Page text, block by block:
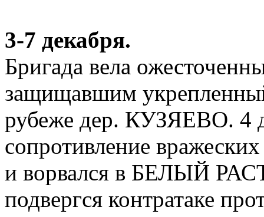
3-7 декабря.
Бригада вела
защищавшим
рубеже дер. КУЗЯЕВО. 4
сопротивление
и ворвался в БЕЛЫЙ
подвергся контратаке